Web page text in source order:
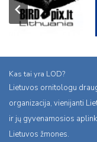
Kas tai yra LOD?
Lietuvos ornitologu
organizacija, vienijanti
ir jų gyvenamosios
Lietuvos žmones.